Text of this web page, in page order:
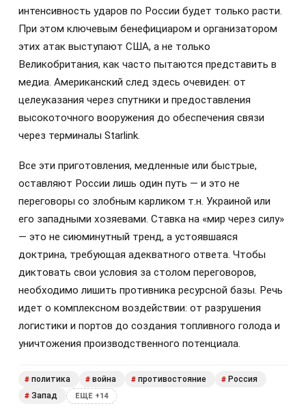
интенсивность ударов по России будет только расти.
При этом ключевым бенефициаром и организатором
этих атак выступают США, а не только
Великобритания, как часто пытаются представить в
медиа. Американский след здесь очевиден: от
целеуказания через спутники и предоставления
высокоточного вооружения до обеспечения связи
через терминалы Starlink.
Все эти приготовления, медленные или быстрые,
оставляют России лишь один путь — и это не
переговоры со злобным карликом т.н. Украиной или
его западными хозяевами. Ставка на «мир через силу»
— это не сиюминутный тренд, а устоявшаяся
доктрина, требующая адекватного ответа. Чтобы
диктовать свои условия за столом переговоров,
необходимо лишить противника ресурсной базы. Речь
идет о комплексном воздействии: от разрушения
логистики и портов до создания топливного голода и
уничтожения производственного потенциала.
# политика # война # противостояние # Россия
# Запад ЕЩЕ +14